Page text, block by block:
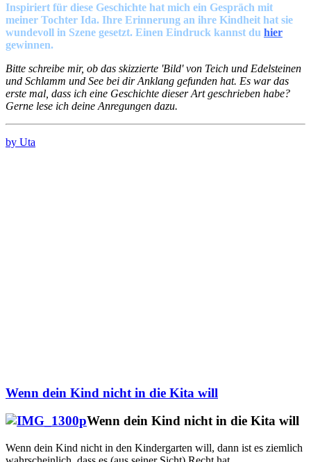
Inspiriert für diese Geschichte hat mich ein Gespräch mit
meiner Tochter Ida. Ihre Erinnerung an ihre Kindheit hat sie
wundevoll in Szene gesetzt. Einen Eindruck kannst du hier
gewinnen.
Bitte schreibe mir, ob das skizzierte 'Bild' von Teich und Edelsteinen
und Schlamm und See bei dir Anklang gefunden hat. Es war das
erste mal, dass ich eine Geschichte dieser Art geschrieben habe?
Gerne lese ich deine Anregungen dazu.
by Uta
Wenn dein Kind nicht in die Kita will
Wenn dein Kind nicht in die Kita will
Wenn dein Kind nicht in den Kindergarten will, dann ist es ziemlich